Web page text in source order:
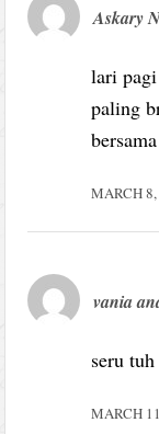
Askary
lari
paling
MARCH
vania
seru
MARCH